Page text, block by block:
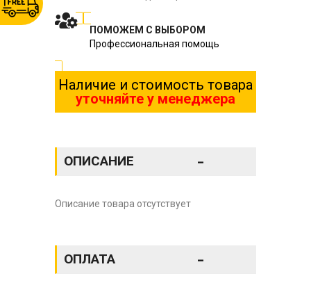
ПОМОЖЕМ С ВЫБОРОМ
Профессиональная помощь
Наличие и стоимость товара
уточняйте у менеджера
ОПИСАНИЕ -
Описание товара отсутствует
ОПЛАТА -